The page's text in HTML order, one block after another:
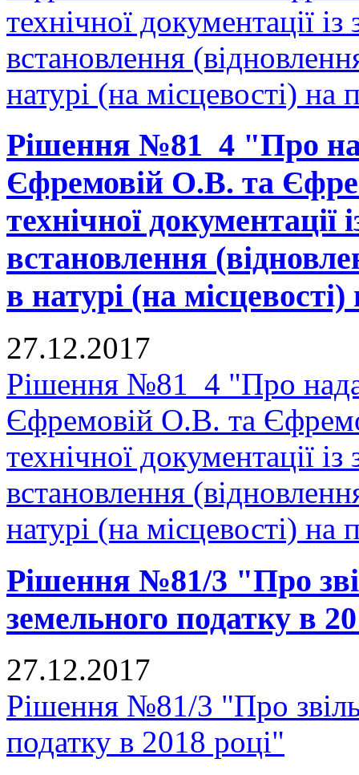
технічної документації
встановлення
натурі (на місцевості) на
Рішення №81_4 "Про
Єфремовій О.В. та
технічної
встановлення
в натурі (на
27.12.2017
Рішення №81_4 "Про
Єфремовій О.В. та
технічної документації
встановлення
натурі (на місцевості) на
Рішення №81/3 "Про
земельного податку в
27.12.2017
Рішення №81/3 "Про
податку в 2018 році"